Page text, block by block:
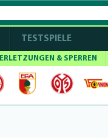
TESTSPIELE
& SPERREN